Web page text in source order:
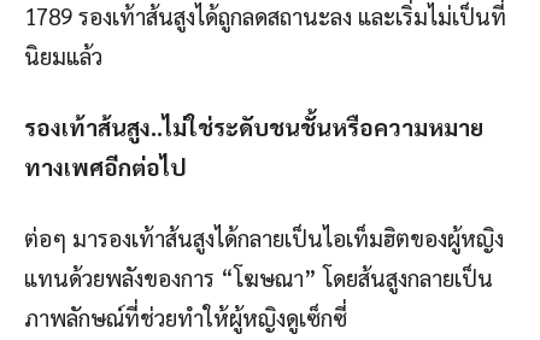
1789 รองเท้าส้นสูงได้ถูกลดสถานะลง และเริ่มไม่เป็นที่
นิยมแล้ว
รองเท้าส้นสูง..ไม่ใช่ระดับชนชั้นหรือความหมาย
ทางเพศอีกต่อไป
ต่อๆ มารองเท้าส้นสูงได้กลายเป็นไอเท็มฮิตของผู้หญิง
แทนด้วยพลังของการ “โฆษณา” โดยส้นสูงกลายเป็น
ภาพลักษณ์ที่ช่วยทำให้ผู้หญิงดูเซ็กซี่